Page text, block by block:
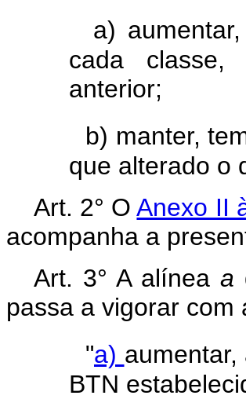
a)
cada classe,
anterior;
b) manter,
que alterado o
Art. 2° OAnexo II
acompanha a
Art. 3° A alíneaa
passa a vigorar com
"a)
BTN